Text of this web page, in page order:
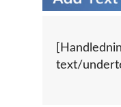
text/